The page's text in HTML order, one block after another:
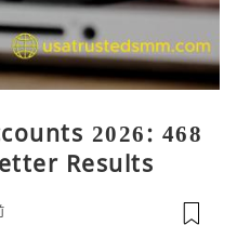
2026: 468
Results